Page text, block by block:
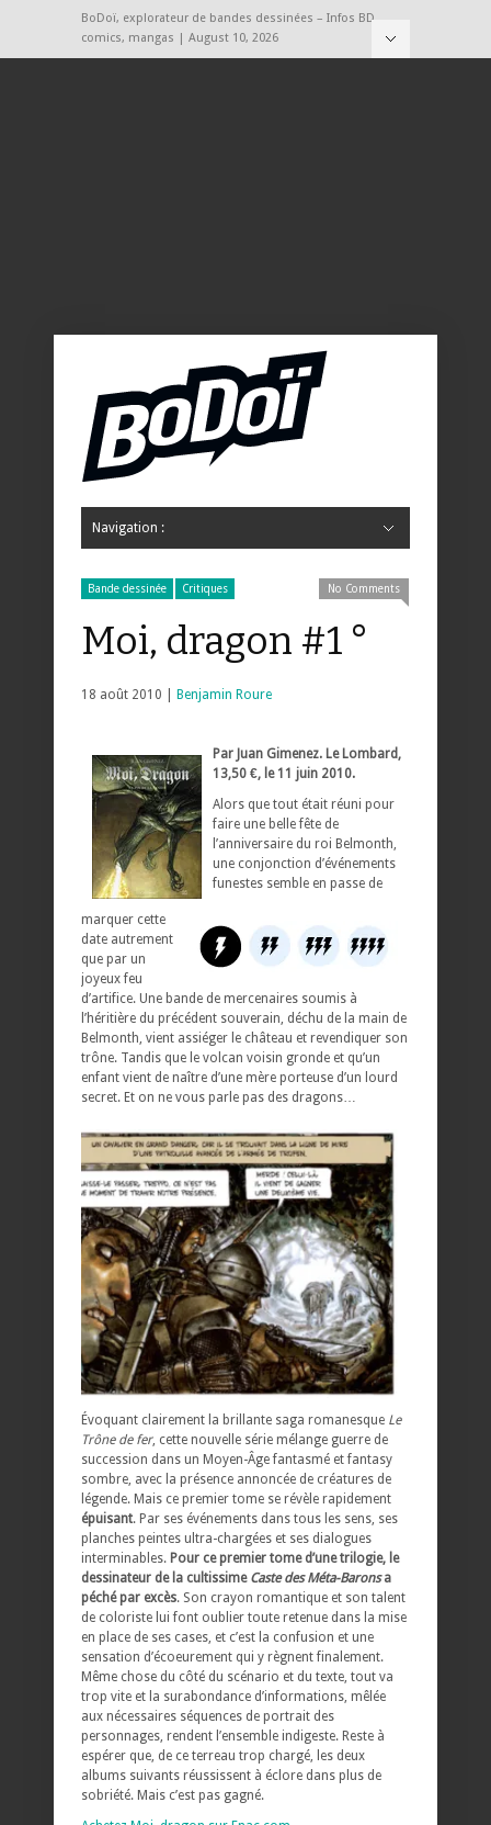
BoDoï, explorateur de bandes dessinées – Infos BD,
comics, mangas | August 10, 2026
Navigation :
Bande dessinée Critiques No Comments
Moi, dragon #1 °
18 août 2010 | Benjamin Roure
Par Juan Gimenez. Le Lombard,
13,50 €, le 11 juin 2010.
Alors que tout était réuni pour
faire une belle fête de
l’anniversaire du roi Belmonth,
une conjonction d’événements
funestes semble en passe de
marquer cette
date autrement
que par un
joyeux feu
d’artifice. Une bande de mercenaires soumis à
l’héritière du précédent souverain, déchu de la main de
Belmonth, vient assiéger le château et revendiquer son
trône. Tandis que le volcan voisin gronde et qu’un
enfant vient de naître d’une mère porteuse d’un lourd
secret. Et on ne vous parle pas des dragons…
Évoquant clairement la brillante saga romanesque Le
Trône de fer, cette nouvelle série mélange guerre de
succession dans un Moyen-Âge fantasmé et fantasy
sombre, avec la présence annoncée de créatures de
légende. Mais ce premier tome se révèle rapidement
épuisant. Par ses événements dans tous les sens, ses
planches peintes ultra-chargées et ses dialogues
interminables. Pour ce premier tome d’une trilogie, le
dessinateur de la cultissime Caste des Méta-Baronsa
péché par excès. Son crayon romantique et son talent
de coloriste lui font oublier toute retenue dans la mise
en place de ses cases, et c’est la confusion et une
sensation d’écoeurement qui y règnent finalement.
Même chose du côté du scénario et du texte, tout va
trop vite et la surabondance d’informations, mêlée
aux nécessaires séquences de portrait des
personnages, rendent l’ensemble indigeste. Reste à
espérer que, de ce terreau trop chargé, les deux
albums suivants réussissent à éclore dans plus de
sobriété. Mais c’est pas gagné.